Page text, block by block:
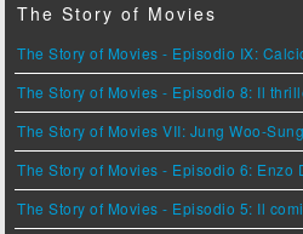
The Story of Movies
The Story of Movies - Episodio IX:
The Story of Movies - Episodio 8: Il
The Story of Movies VII: Jung Woo-
The Story of Movies - Episodio 6:
The Story of Movies - Episodio 5: Il